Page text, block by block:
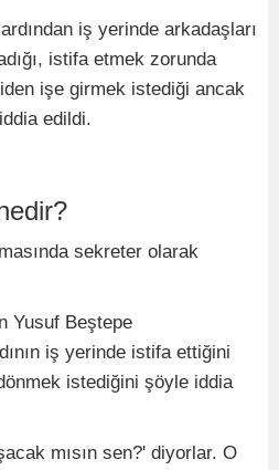
iş yerinde arkadaşları
istifa etmek zorunda
işe girmek istediği ancak
edildi.
sekreter olarak
Yusuf Beştepe
iş yerinde istifa ettiğini
istediğini şöyle iddia
mısın sen?' diyorlar. O